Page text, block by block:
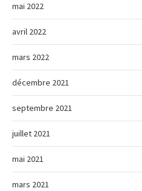
mai 2022
avril 2022
mars 2022
décembre 2021
septembre 2021
juillet 2021
mai 2021
mars 2021